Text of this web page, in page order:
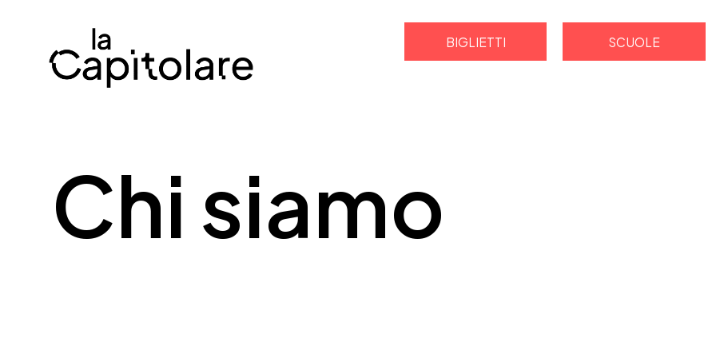
BIGLIETTI SCUOLE
Chi siamo